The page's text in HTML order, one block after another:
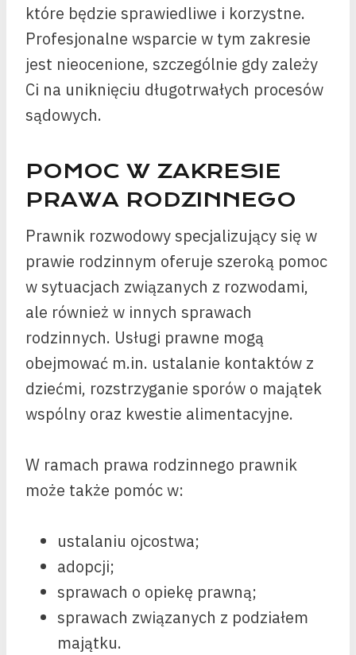
które będzie sprawiedliwe i korzystne.
Profesjonalne wsparcie w tym zakresie
jest nieocenione, szczególnie gdy zależy
Ci na uniknięciu długotrwałych procesów
sądowych.
POMOC W ZAKRESIE
PRAWA RODZINNEGO
Prawnik rozwodowy specjalizujący się w
prawie rodzinnym oferuje szeroką pomoc
w sytuacjach związanych z rozwodami,
ale również w innych sprawach
rodzinnych. Usługi prawne mogą
obejmować m.in. ustalanie kontaktów z
dziećmi, rozstrzyganie sporów o majątek
wspólny oraz kwestie alimentacyjne.
W ramach prawa rodzinnego prawnik
może także pomóc w:
ustalaniu ojcostwa;
adopcji;
sprawach o opiekę prawną;
sprawach związanych z podziałem
majątku.